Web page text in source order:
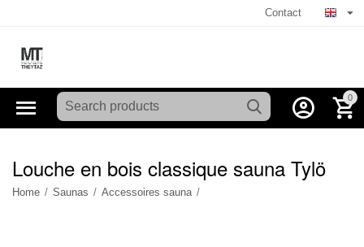
Contact
0
Louche en bois classique sauna Tylö
Home / Saunas / Accessoires sauna /